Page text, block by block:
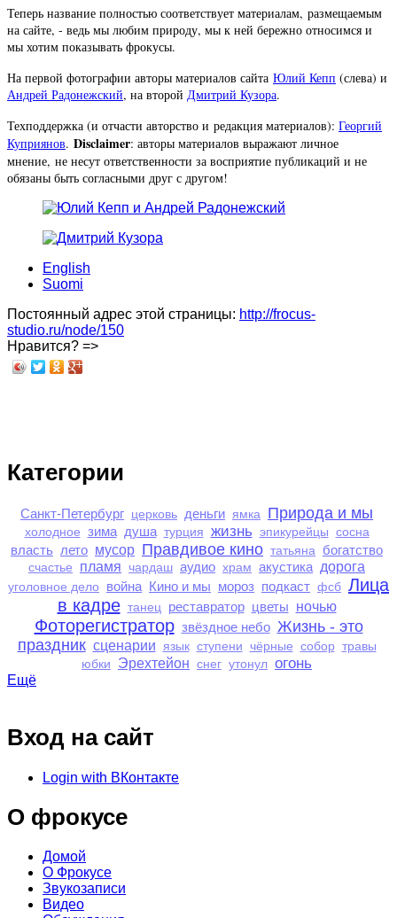
Теперь название полностью соответствует материалам, размещаемым
на сайте, - ведь мы любим природу, мы к ней бережно относимся и
мы хотим показывать фрокусы.
На первой фотографии авторы материалов сайта Юлий Кепп (слева) и
Андрей Радонежский, на второй Дмитрий Кузора.
Техподдержка (и отчасти авторство и редакция материалов): Георгий
Куприянов. Disclaimer: авторы материалов выражают личное
мнение, не несут ответственности за восприятие публикаций и не
обязаны быть согласными друг с другом!
English
Suomi
Постоянный адрес этой страницы: http://frocus-
studio.ru/node/150
Нравится? =>
Категории
Санкт-Петербург церковь деньги ямка Природа и мы
холодное зима душа турция жизнь эпикурейцы сосна
власть лето мусор Правдивое кино татьяна богатство
счастье пламя чардаш аудио храм акустика дорога
уголовное дело война Кино и мы мороз подкаст фсб Лица
в кадре танец реставратор цветы ночью
Фоторегистратор звёздное небо Жизнь - это
праздник сценарии язык ступени чёрные собор травы
юбки
Эрехтейон снег утонул огонь
Ещё
Вход на сайт
Login with ВКонтакте
О фрокусе
Домой
О Фрокусе
Звукозаписи
Видео